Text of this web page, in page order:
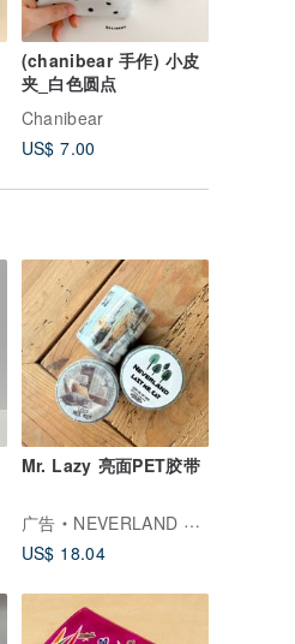
(chanibear 手作) 小皮
夹_白色圆点
Chanibear
US$ 7.00
Mr. Lazy 亮面PET胶带
广告
NEVERLAND 森年文创
US$ 18.04